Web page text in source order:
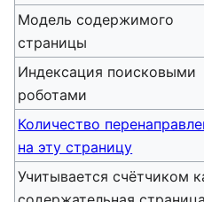
Модель содержимого
страницы
Индексация поисковыми
роботами
Количество
на эту страницу
Учитывается счётчиком